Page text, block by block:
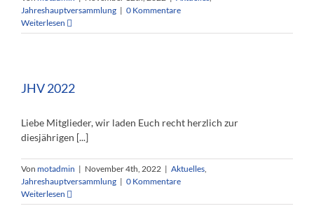
Jahreshauptversammlung | 0 Kommentare
Weiterlesen
JHV 2022
Liebe Mitglieder, wir laden Euch recht herzlich zur
diesjährigen [...]
Von motadmin | November 4th, 2022 | Aktuelles,
Jahreshauptversammlung | 0 Kommentare
Weiterlesen